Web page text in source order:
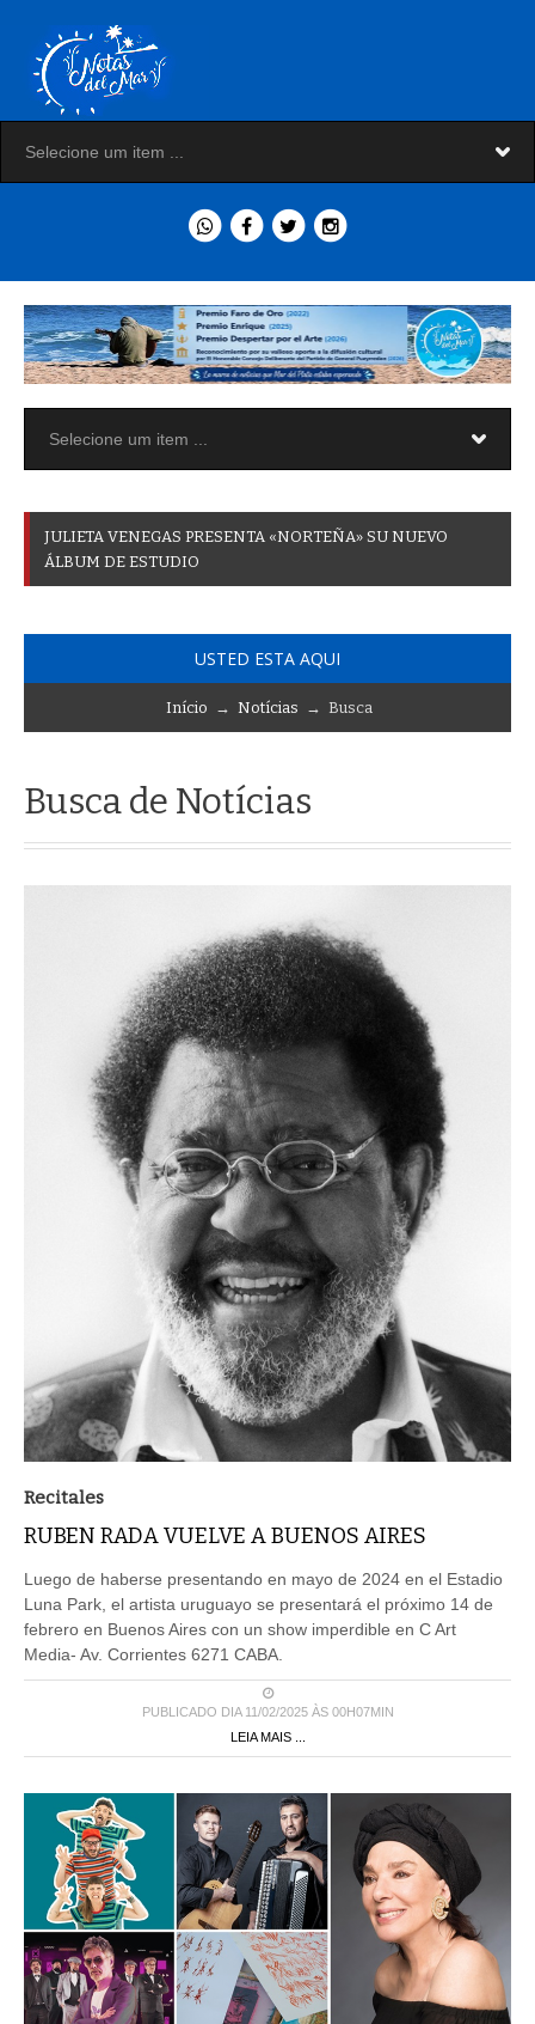
JULIETA VENEGAS PRESENTA «NORTEÑA» SU NUEVO
ÁLBUM DE ESTUDIO
USTED ESTA AQUI
Início → Notícias → Busca
Busca de Notícias
Recitales
RUBEN RADA VUELVE A BUENOS AIRES
Luego de haberse presentando en mayo de 2024 en el Estadio
Luna Park, el artista uruguayo se presentará el próximo 14 de
febrero en Buenos Aires con un show imperdible en C Art
Media- Av. Corrientes 6271 CABA.
PUBLICADO DIA 11/02/2025 ÀS 00H07MIN
LEIA MAIS ...